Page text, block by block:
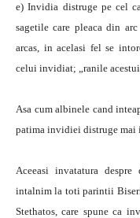
e) Invidia distruge pe cel
sagetile care pleaca din
arcas, in acelasi fel se
celui invidiat; „ranile
Asa cum albinele cand
patima invidiei distruge mai
Aceeasi invatatura
intalnim la toti parintii
Stethatos, care spune ca